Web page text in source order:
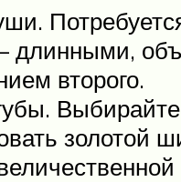
длинными,
второго.
золотой